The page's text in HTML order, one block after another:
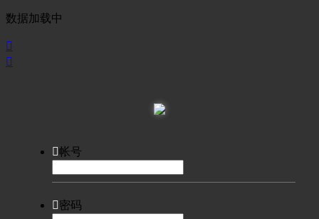
数据加载中


帐号
密码